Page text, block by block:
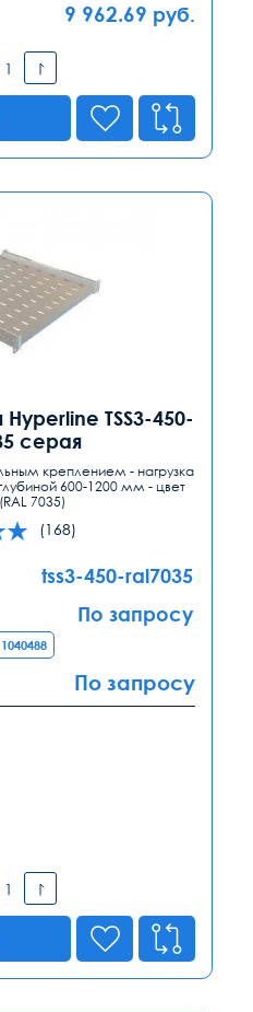
9 962.69 руб.
TSS3-450-
серая
креплением - нагрузка
600-1200 мм - цвет
7035)
(168)
tss3-450-ral7035
По запросу
По запросу